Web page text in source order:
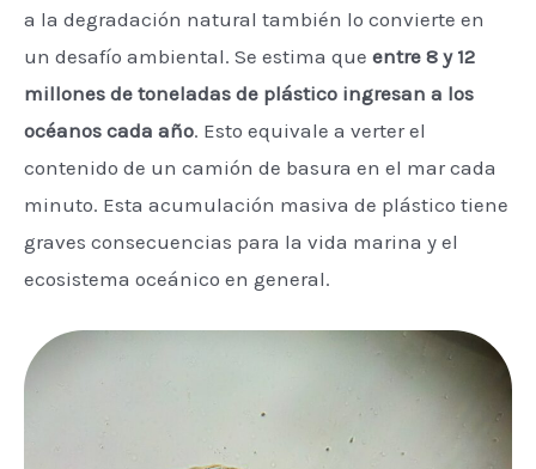
a la degradación natural también lo convierte en
un desafío ambiental. Se estima que entre 8 y 12
millones de toneladas de plástico ingresan a los
océanos cada año. Esto equivale a verter el
contenido de un camión de basura en el mar cada
minuto. Esta acumulación masiva de plástico tiene
graves consecuencias para la vida marina y el
ecosistema oceánico en general.